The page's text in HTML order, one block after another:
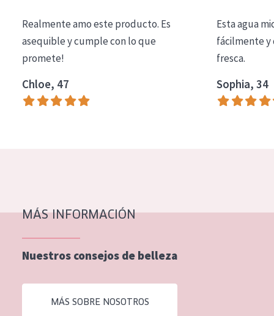
Essentials
Lift+
Expert
Piel madura
Piel menopáusica
EDAD
Realmente amo este producto. Es
asequible y cumple con lo que
promete!
Chloe, 47
Esta agua
fácilmente y
fresca.
Sophia, 34
MÁS INFORMACIÓN
Nuestros consejos de belleza
MÁS SOBRE NOSOTROS